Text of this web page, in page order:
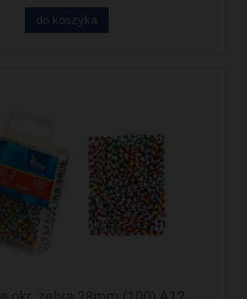
do koszyka